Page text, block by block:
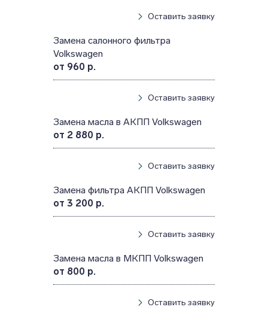
Оставить заявку
Замена салонного фильтра
Volkswagen
от 960 р.
Оставить заявку
Замена масла в АКПП Volkswagen
от 2 880 р.
Оставить заявку
Замена фильтра АКПП Volkswagen
от 3 200 р.
Оставить заявку
Замена масла в МКПП Volkswagen
от 800 р.
Оставить заявку